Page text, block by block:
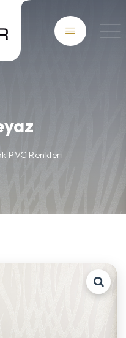
PVC Renkleri